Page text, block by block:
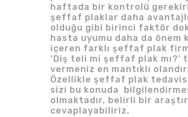
haftada bir kontrolü
şeffaf plaklar daha
olduğu gibi birinci faktör
hasta uyumu daha da
içeren farklı şeffaf plak
‘Diş teli mi şeffaf plak mı?’
vermeniz en mantıklı
Özellikle şeffaf plak
sizi bu konuda
olmaktadır, belirli bir
cevaplayabiliriz.